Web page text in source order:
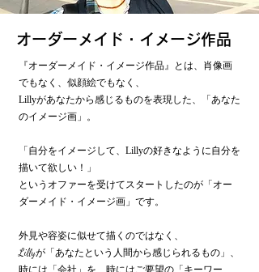
オーダーメイド・イメージ作品
『オーダーメイド・イメージ作品』とは、肖像画
でもなく、似顔絵でもなく、
Lillyがあなたから感じるものを表現した、「あなた
のイメージ画」。
「自分をイメージして、Lillyの好きなように自分を
描いて欲しい！」
というオファーを受けてスタートしたのが「オー
ダーメイド・イメージ画」です。
外見や容姿に似せて描くのではなく、
Lillyが「あなたという人間から感じられるもの」、
時には「会社」を、時にはご要望の「キーワー